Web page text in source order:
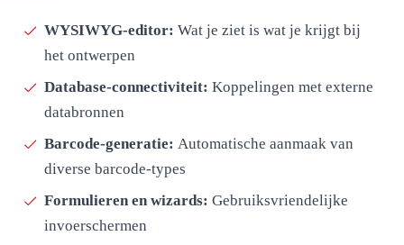
WYSIWYG-editor: Wat je ziet is wat je krijgt bij
het ontwerpen
Database-connectiviteit: Koppelingen met externe
databronnen
Barcode-generatie: Automatische aanmaak van
diverse barcode-types
Formulieren en wizards: Gebruiksvriendelijke
invoerschermen